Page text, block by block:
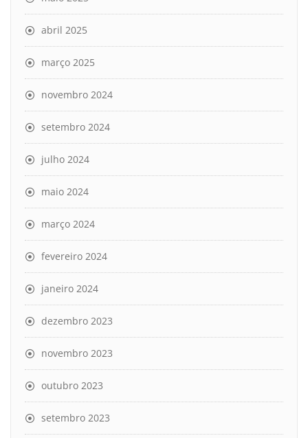
abril 2025
março 2025
novembro 2024
setembro 2024
julho 2024
maio 2024
março 2024
fevereiro 2024
janeiro 2024
dezembro 2023
novembro 2023
outubro 2023
setembro 2023